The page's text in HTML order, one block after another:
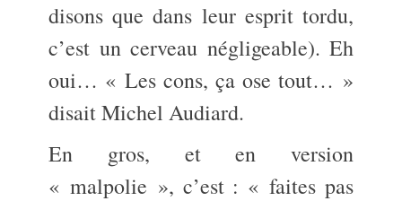
disons que dans leur esprit tordu,
c’est un cerveau négligeable). Eh
oui… « Les cons, ça ose tout… »
disait Michel Audiard.
En gros, et en version
« malpolie », c’est : « faites pas